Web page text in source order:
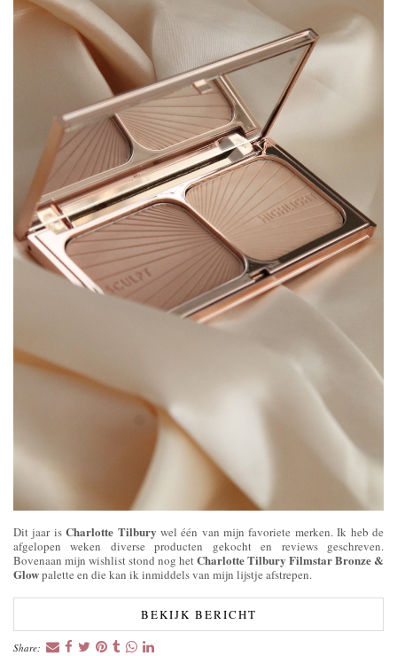
Dit jaar isCharlotte Tilbury wel één van mijn favoriete merken. Ik heb de
afgelopen weken diverse producten gekocht en reviews geschreven.
Bovenaan mijn wishlist stond nog hetCharlotte Tilbury Filmstar Bronze &
Glowpalette en die kan ik inmiddels van mijn lijstje afstrepen.
BEKIJK BERICHT
Share: